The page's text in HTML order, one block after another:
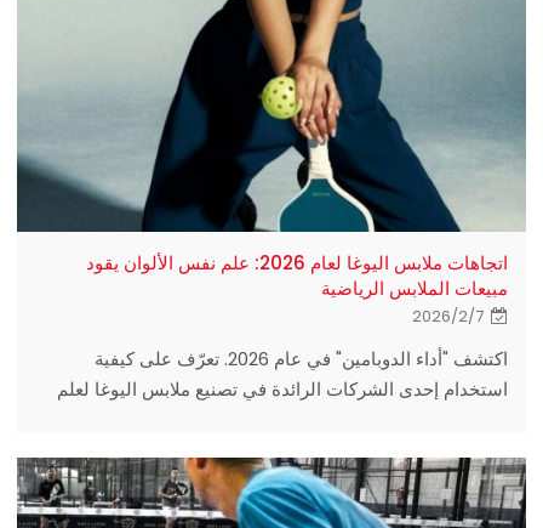
اتجاهات ملابس اليوغا لعام 2026: علم نفس الألوان يقود
مبيعات الملابس الرياضية
2026/2/7
اكتشف "أداء الدوبامين" في عام 2026. تعرّف على كيفية
استخدام إحدى الشركات الرائدة في تصنيع ملابس اليوغا لعلم